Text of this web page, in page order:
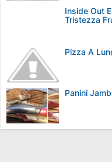
Inside Out
Tristezza
Pizza A
Panini